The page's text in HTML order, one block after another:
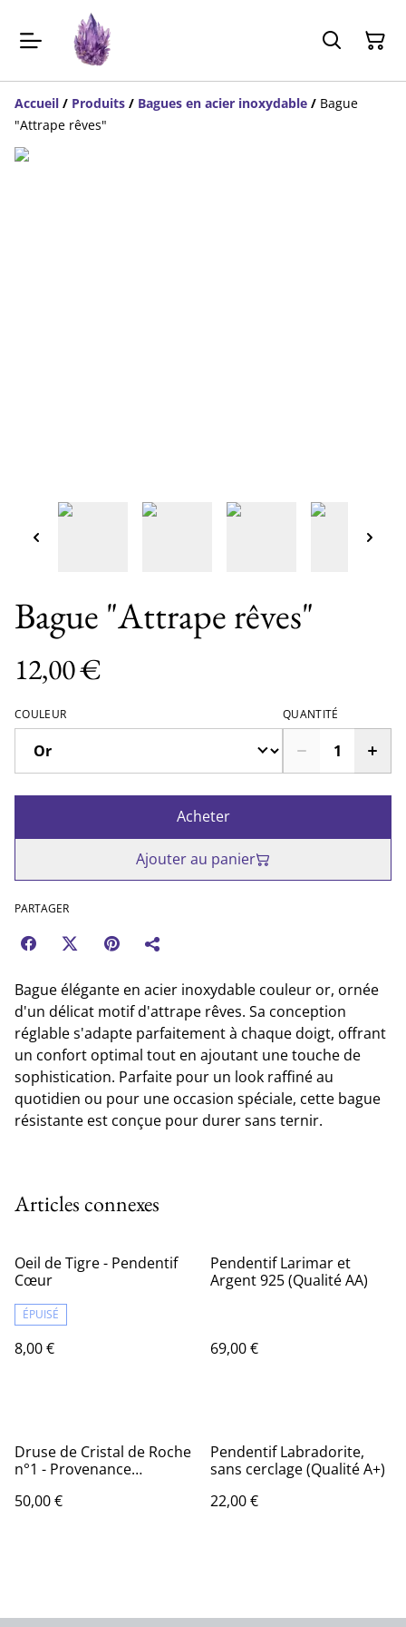
Accueil / Produits / Bagues en acier inoxydable / Bague
"Attrape rêves"
Bague "Attrape rêves"
12,00 €
COULEUR QUANTITÉ
Acheter
Ajouter au panier
PARTAGER
Bague élégante en acier inoxydable couleur or, ornée
d'un délicat motif d'attrape rêves. Sa conception
réglable s'adapte parfaitement à chaque doigt, offrant
un confort optimal tout en ajoutant une touche de
sophistication. Parfaite pour un look raffiné au
quotidien ou pour une occasion spéciale, cette bague
résistante est conçue pour durer sans ternir.
Articles connexes
Oeil de Tigre - Pendentif
Cœur
ÉPUISÉ
8,00 €
Pendentif Larimar et
Argent 925 (Qualité AA)
69,00 €
Druse de Cristal de Roche
n°1 - Provenance
50,00 €
Pendentif Labradorite,
sans cerclage (Qualité A+)
22,00 €